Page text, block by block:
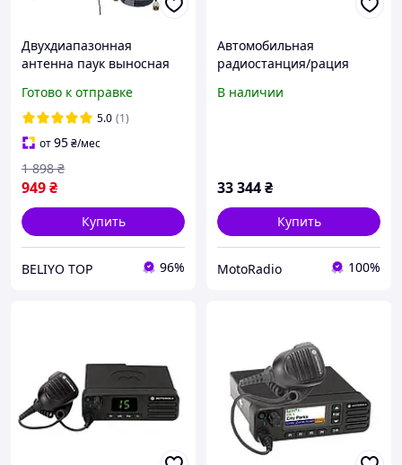
Двухдиапазонная
антенна паук выносная
Антенна для
портативных
радиостанций Motorola
R7
Готово к отправке
5.0 (1)
от95₴/мес
949₴
1 898 ₴
Купить
BELIYO TOP 96%
Автомобильная
радиостанция/рация
AES-256
В наличии
33 344₴
Купить
MotoRadio 100%